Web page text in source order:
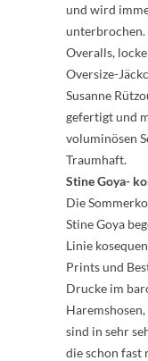
und wird
unterbrochen.
Overalls,
Oversize-
Susanne
gefertigt und
voluminösen
Traumhaft.
Stine Goya-
Die
Stine Goya
Linie
Prints und
Drucke im
sind in sehr
die schon fast